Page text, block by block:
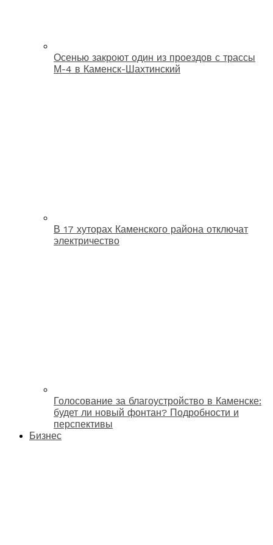
Осенью закроют один из проездов с трассы
М-4 в Каменск-Шахтинский
В 17 хуторах Каменского района отключат
электричество
Голосование за благоустройство в Каменске:
будет ли новый фонтан? Подробности и
перспективы
Бизнес